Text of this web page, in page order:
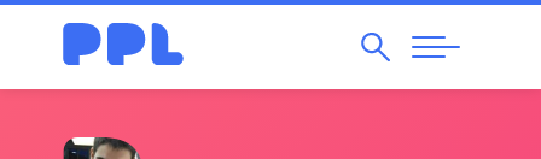
Pesquisar
Abrir
Navegação